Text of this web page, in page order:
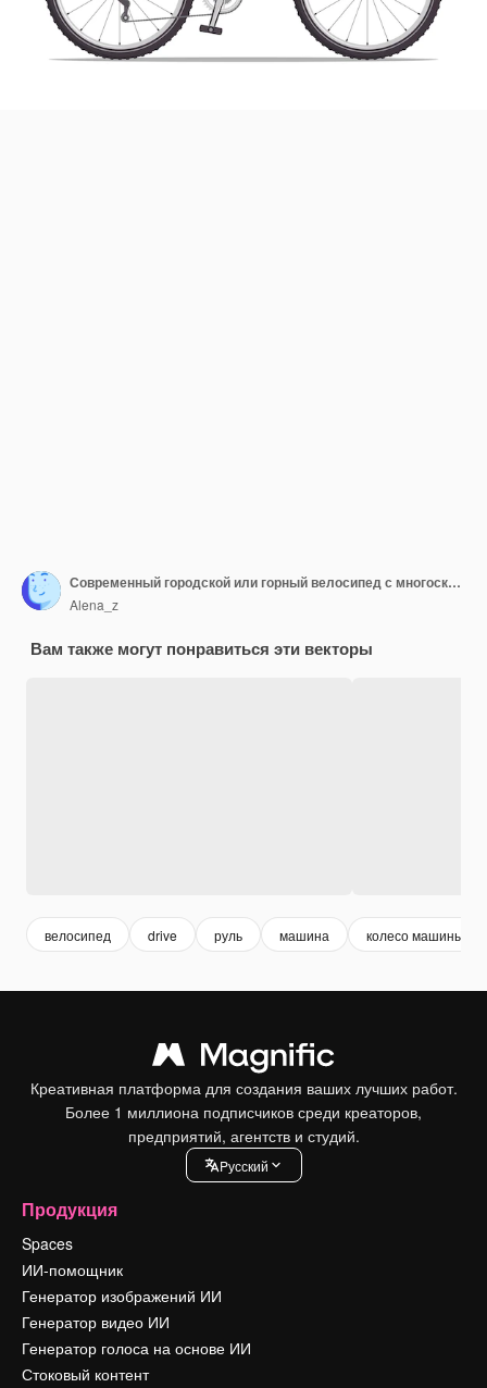
Современный городской или горный велосипед с многоскоростным велосипедом Vbrakes для взрослых
Alena_z
Вам также могут понравиться эти векторы
велосипед drive руль машина колесо машины
Креативная платформа для создания ваших лучших работ.
Более 1 миллиона подписчиков среди креаторов,
предприятий, агентств и студий.
Pусский
Продукция
Spaces
ИИ-помощник
Генератор изображений ИИ
Генератор видео ИИ
Генератор голоса на основе ИИ
Стоковый контент